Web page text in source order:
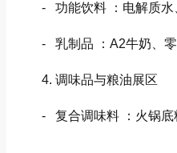
- 功能饮料 ：电解质水
- 乳制品 ：A2牛奶、
4. 调味品与粮油展区
- 复合调味料 ：火锅底